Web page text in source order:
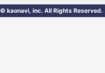
© kaonavi, inc. All Rights Reserved.